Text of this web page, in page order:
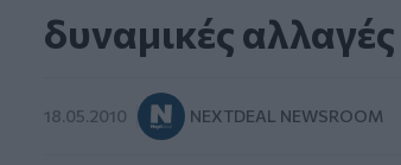
δυναμικές αλλαγές
18.05.2010 NEXTDEAL NEWSROOM